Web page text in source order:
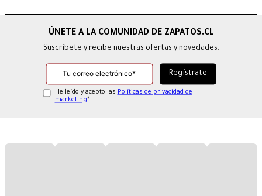
Suscríbete y recibe nuestras ofertas y novedades.
He leído y acepto las Políticas de privacidad de
marketing*